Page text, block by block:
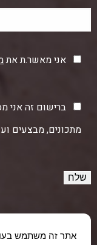
אני מאשר.ת את
ברישום זה אני
מתכונים, מבצעים
אתר זה משתמש